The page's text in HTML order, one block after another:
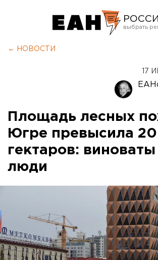
← НОВОСТИ
17
Площадь лесных
Югре превысила
гектаров:
люди